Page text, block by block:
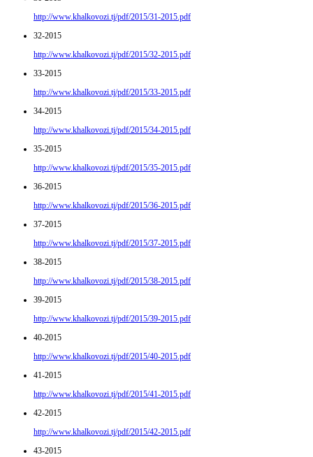
http://www.khalkovozi.tj/pdf/2015/31-2015.pdf
32-2015
http://www.khalkovozi.tj/pdf/2015/32-2015.pdf
33-2015
http://www.khalkovozi.tj/pdf/2015/33-2015.pdf
34-2015
http://www.khalkovozi.tj/pdf/2015/34-2015.pdf
35-2015
http://www.khalkovozi.tj/pdf/2015/35-2015.pdf
36-2015
http://www.khalkovozi.tj/pdf/2015/36-2015.pdf
37-2015
http://www.khalkovozi.tj/pdf/2015/37-2015.pdf
38-2015
http://www.khalkovozi.tj/pdf/2015/38-2015.pdf
39-2015
http://www.khalkovozi.tj/pdf/2015/39-2015.pdf
40-2015
http://www.khalkovozi.tj/pdf/2015/40-2015.pdf
41-2015
http://www.khalkovozi.tj/pdf/2015/41-2015.pdf
42-2015
http://www.khalkovozi.tj/pdf/2015/42-2015.pdf
43-2015